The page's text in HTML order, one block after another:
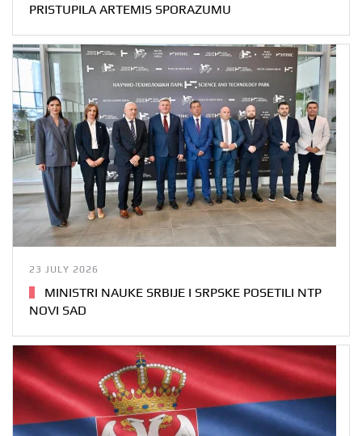
PRISTUPILA ARTEMIS SPORAZUMU
23 JULY 2026
MINISTRI NAUKE SRBIJE I SRPSKE POSETILI NTP
NOVI SAD